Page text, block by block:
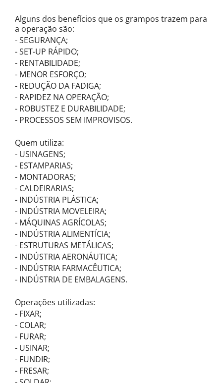
Alguns dos benefícios que os grampos trazem para
a operação são:
- SEGURANÇA;
- SET-UP RÁPIDO;
- RENTABILIDADE;
- MENOR ESFORÇO;
- REDUÇÃO DA FADIGA;
- RAPIDEZ NA OPERAÇÃO;
- ROBUSTEZ E DURABILIDADE;
- PROCESSOS SEM IMPROVISOS.
Quem utiliza:
- USINAGENS;
- ESTAMPARIAS;
- MONTADORAS;
- CALDEIRARIAS;
- INDÚSTRIA PLÁSTICA;
- INDÚSTRIA MOVELEIRA;
- MÁQUINAS AGRÍCOLAS;
- INDÚSTRIA ALIMENTÍCIA;
- ESTRUTURAS METÁLICAS;
- INDÚSTRIA AERONÁUTICA;
- INDÚSTRIA FARMACÊUTICA;
- INDÚSTRIA DE EMBALAGENS.
Operações utilizadas:
- FIXAR;
- COLAR;
- FURAR;
- USINAR;
- FUNDIR;
- FRESAR;